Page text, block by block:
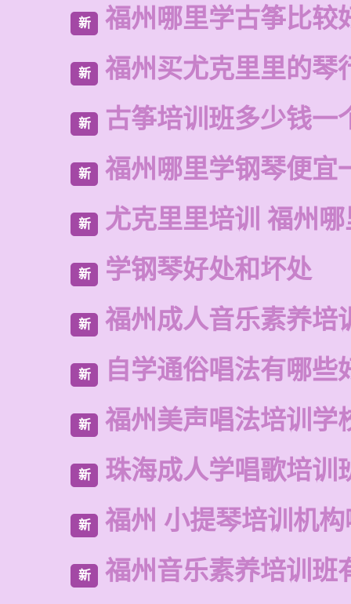
新 福州哪里学古筝比较
新 福州买尤克里里的琴
新 古筝培训班多少钱一
新 福州哪里学钢琴便宜
新 尤克里里培训 福州
新 学钢琴好处和坏处
新 福州成人音乐素养培
新 自学通俗唱法有哪些
新 福州美声唱法培训学
新 珠海成人学唱歌培训
新 福州 小提琴培训机
新 福州音乐素养培训班